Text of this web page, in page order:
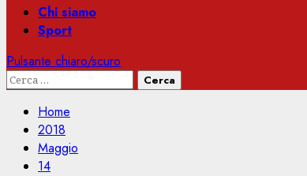
Chi siamo
Sport
Pulsante chiaro/scuro
Ricerca
Home
2018
Maggio
14